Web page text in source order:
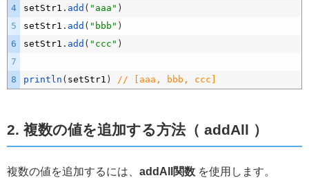
4
5
6
7
8
setStr1 . add ( "aaa" )
setStr1 . add ( "bbb" )
setStr1 . add ( "ccc" )
println ( setStr1 ) // [aaa, bbb, ccc]
2. 複数の値を追加する方法（ addAll ）
複数の値を追加するには、 addAll 関数 を使用します。